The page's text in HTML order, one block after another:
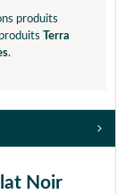
produits
Terra
.
Noir